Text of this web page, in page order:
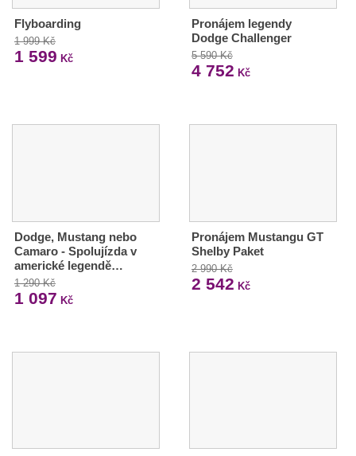
Flyboarding
1 999 Kč
1 599 Kč
Pronájem legendy
Dodge Challenger
5 590 Kč
4 752 Kč
Dodge, Mustang nebo
Camaro - Spolujízda v
americké legendě…
1 290 Kč
1 097 Kč
Pronájem Mustangu GT
Shelby Paket
2 990 Kč
2 542 Kč